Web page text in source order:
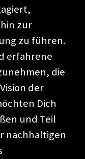
zur
zu führen.
erfahrene
die
der
Dich
und Teil
nachhaltigen